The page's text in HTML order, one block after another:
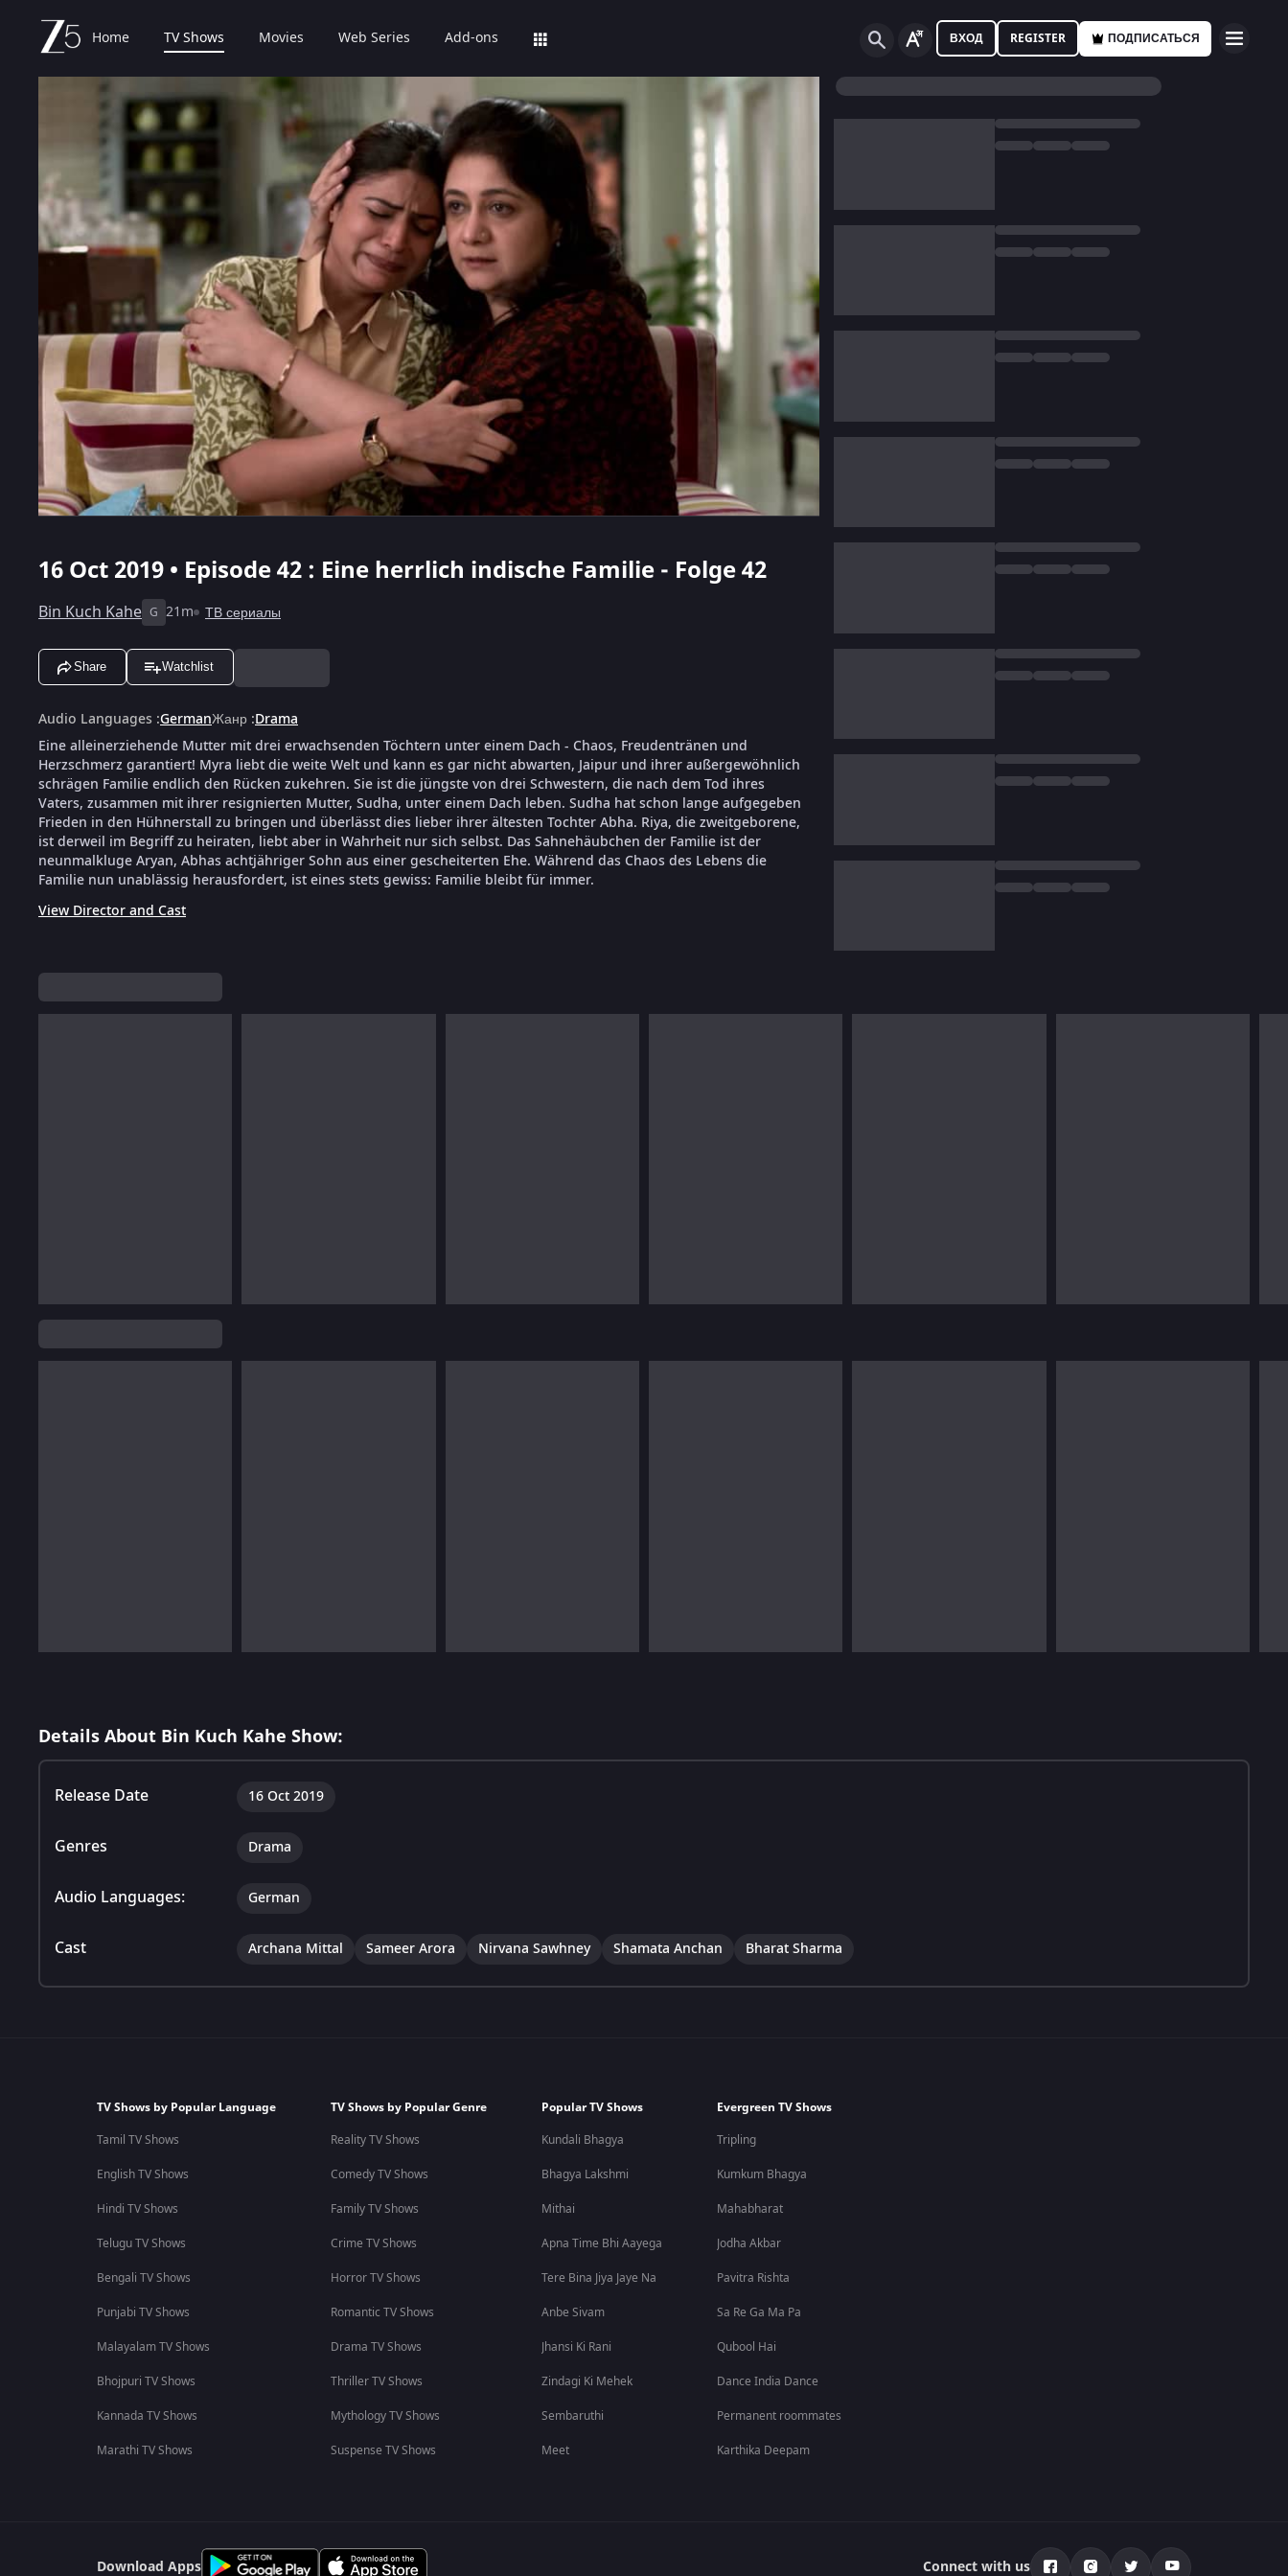
Home TV Shows Movies Web Series Add-ons ВХОД REGISTER ПОДПИСАТЬСЯ
16 Oct 2019 • Episode 42 : Eine herrlich indische Familie - Folge 42
Bin Kuch Kahe G 21m ТВ сериалы
Share Watchlist
Audio Languages :GermanЖанр :Drama
Eine alleinerziehende Mutter mit drei erwachsenden Töchtern unter einem Dach - Chaos, Freudentränen und
Herzschmerz garantiert! Myra liebt die weite Welt und kann es gar nicht abwarten, Jaipur und ihrer außergewöhnlich
schrägen Familie endlich den Rücken zukehren. Sie ist die jüngste von drei Schwestern, die nach dem Tod ihres
Vaters, zusammen mit ihrer resignierten Mutter, Sudha, unter einem Dach leben. Sudha hat schon lange aufgegeben
Frieden in den Hühnerstall zu bringen und überlässt dies lieber ihrer ältesten Tochter Abha. Riya, die zweitgeborene,
ist derweil im Begriff zu heiraten, liebt aber in Wahrheit nur sich selbst. Das Sahnehäubchen der Familie ist der
neunmalkluge Aryan, Abhas achtjähriger Sohn aus einer gescheiterten Ehe. Während das Chaos des Lebens die
Familie nun unablässig herausfordert, ist eines stets gewiss: Familie bleibt für immer.
View Director and Cast
Details About Bin Kuch Kahe Show:
Release Date 16 Oct 2019
Genres Drama
Audio Languages: German
Cast Archana Mittal Sameer Arora Nirvana Sawhney Shamata Anchan Bharat Sharma
TV Shows by Popular Language
Tamil TV Shows
English TV Shows
Hindi TV Shows
Telugu TV Shows
Bengali TV Shows
Punjabi TV Shows
Malayalam TV Shows
Bhojpuri TV Shows
Kannada TV Shows
Marathi TV Shows
TV Shows by Popular Genre
Reality TV Shows
Comedy TV Shows
Family TV Shows
Crime TV Shows
Horror TV Shows
Romantic TV Shows
Drama TV Shows
Thriller TV Shows
Mythology TV Shows
Suspense TV Shows
Popular TV Shows
Kundali Bhagya
Bhagya Lakshmi
Mithai
Apna Time Bhi Aayega
Tere Bina Jiya Jaye Na
Anbe Sivam
Jhansi Ki Rani
Zindagi Ki Mehek
Sembaruthi
Meet
Evergreen TV Shows
Tripling
Kumkum Bhagya
Mahabharat
Jodha Akbar
Pavitra Rishta
Sa Re Ga Ma Pa
Qubool Hai
Dance India Dance
Permanent roommates
Karthika Deepam
Download Apps Connect with us